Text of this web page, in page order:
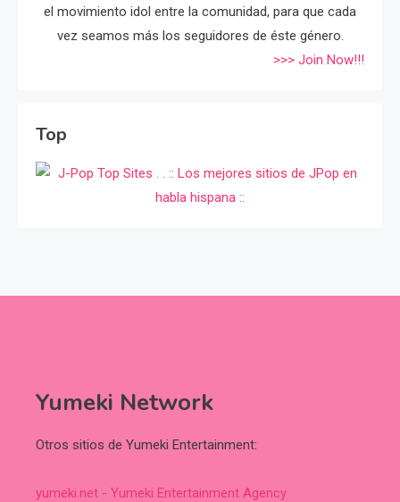
el movimiento idol entre la comunidad, para que cada
vez seamos más los seguidores de éste género.
>>> Join Now!!!
Top
Yumeki Network
Otros sitios de Yumeki Entertainment:
yumeki.net - Yumeki Entertainment Agency